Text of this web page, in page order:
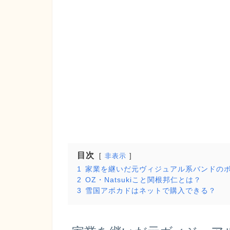
目次 非表示
1
家業を継いだ元ヴィジュアル系バンドの
2 OZ・Natsukiこと関根邦仁とは？
3
雪国アボカドはネットで購入できる？